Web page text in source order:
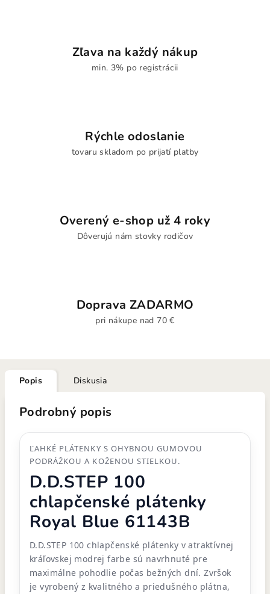
Zľava na každý nákup
min. 3% po registrácii
Rýchle odoslanie
tovaru skladom po prijatí platby
Overený e-shop už 4 roky
Dôverujú nám stovky rodičov
Doprava ZADARMO
pri nákupe nad 70 €
Popis Diskusia
Podrobný popis
ĽAHKÉ PLÁTENKY S OHYBNOU GUMOVOU
PODRÁŽKOU A KOŽENOU STIELKOU.
D.D.STEP 100
chlapčenské plátenky
Royal Blue 61143B
D.D.STEP 100 chlapčenské plátenky v atraktívnej
kráľovskej modrej farbe sú navrhnuté pre
maximálne pohodlie počas bežných dní. Zvršok
je vyrobený z kvalitného a priedušného plátna,